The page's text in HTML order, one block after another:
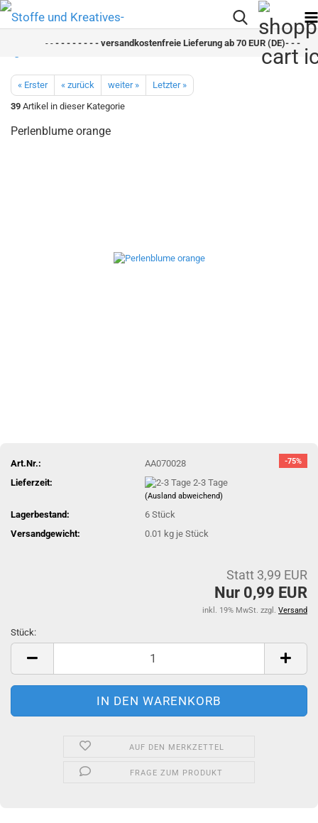
- -- - - - - - - - versandkostenfreie Lieferung ab 70 EUR (DE)- - - - -
« Erster « zurück weiter »
Letzter »
39 Artikel in dieser Kategorie
Perlenblume orange
-75%
Art.Nr.:
AA070028
Lieferzeit:
2-3 Tage
(Ausland abweichend)
Lagerbestand: 6Stück
Versandgewicht:
0.01 kg je Stück
Statt 3,99 EUR
Nur 0,99 EUR
inkl. 19% MwSt. zzgl. Versand
Stück:
Stück
AUF DEN MERKZETTEL
FRAGE ZUM PRODUKT